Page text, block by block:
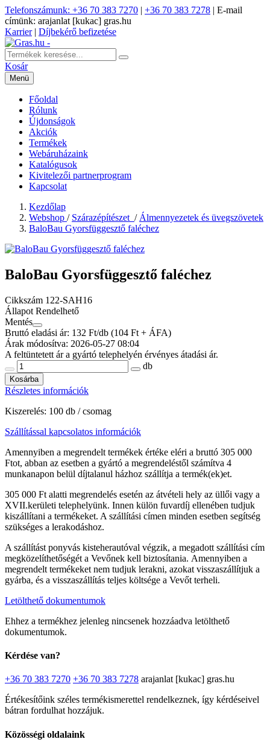
Telefonszámunk: +36 70 383 7270 | +36 70 383 7278 | E-mail
címünk: arajanlat [kukac] gras.hu
Karrier | Díjbekérő befizetése
Kosár
Menü
Főoldal
Rólunk
Újdonságok
Akciók
Termékek
Webáruházaink
Katalógusok
Kivitelezői partnerprogram
Kapcsolat
Kezdőlap
Webshop / Szárazépítészet / Álmennyezetek és üvegszövetek
BaloBau Gyorsfüggesztő faléchez
BaloBau Gyorsfüggesztő faléchez
Cikkszám 122-SAH16
Állapot Rendelhető
Mentés
Bruttó eladási ár: 132 Ft/db (104 Ft + ÁFA)
Árak módosítva: 2026-05-27 08:04
A feltüntetett ár a gyártó telephelyén érvényes átadási ár.
db
Kosárba
Részletes információk
Kiszerelés: 100 db / csomag
Szállítással kapcsolatos információk
Amennyiben a megrendelt termékek értéke eléri a bruttó 305 000
Ftot, abban az esetben a gyártó a megrendeléstől számítva 4
munkanapon belül díjtalanul házhoz szállítja a termék(ek)et.
305 000 Ft alatti megrendelés esetén az átvételi hely az üllői vagy a
XVII.kerületi telephelyünk. Innen külön fuvardíj ellenében tudjuk
kiszállítani a termékeket. A szállítási címen minden esetben segítség
szükséges a lerakodáshoz.
A szállítást ponyvás kisteherautóval végzik, a megadott szállítási cím
megközelíthetőségét a Vevőnek kell biztosítania. Amennyiben a
megrendelt termékeket nem tudjuk lerakni, azokat visszaszállítjuk a
gyárba, és a visszaszállítás teljes költsége a Vevőt terheli.
Letölthető dokumentumok
Ehhez a termékhez jelenleg nincsenek hozzáadva letölthető
dokumentumok.
Kérdése van?
+36 70 383 7270 +36 70 383 7278 arajanlat [kukac] gras.hu
Értékesítőink széles termékismerettel rendelkeznek, így kérdéseivel
bátran fordulhat hozzájuk.
Közösségi oldalaink